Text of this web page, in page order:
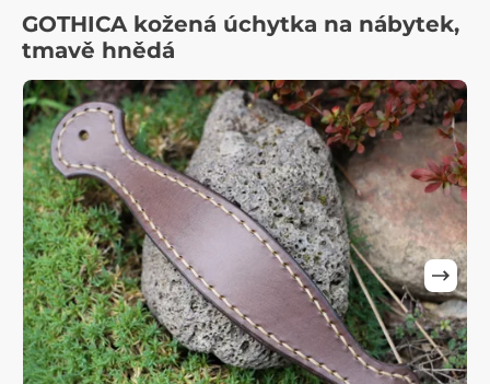
GOTHICA kožená úchytka na nábytek,
tmavě hnědá